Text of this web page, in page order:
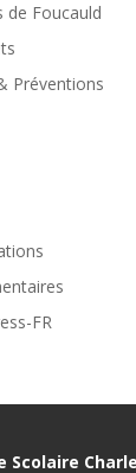
de Foucauld
Préventions
FR
Scolaire